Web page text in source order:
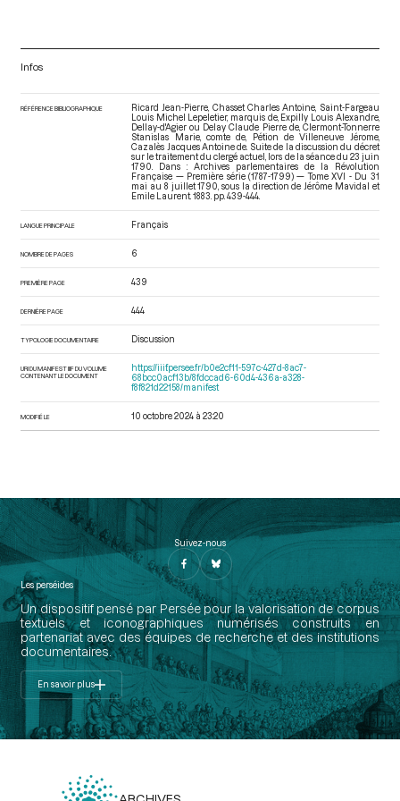
Infos
RÉFÉRENCE BIBLIOGRAPHIQUE
Ricard Jean-Pierre, Chasset Charles Antoine, Saint-Fargeau
Louis Michel Lepeletier, marquis de, Expilly Louis Alexandre,
Dellay-d'Agier ou Delay Claude Pierre de, Clermont-Tonnerre
Stanislas Marie, comte de, Pétion de Villeneuve Jérome,
Cazalès Jacques Antoine de. Suite de la discussion du décret
sur le traitement du clergé actuel, lors de la séance du 23 juin
1790. Dans : Archives parlementaires de la Révolution
Française — Première série (1787-1799) — Tome XVI - Du 31
mai au 8 juillet 1790 , sous la direction de Jérôme Mavidal et
Emile Laurent. 1883. pp. 439-444.
LANGUE PRINCIPALE Français
NOMBRE DE PAGES 6
PREMIÈRE PAGE 439
DERNIÈRE PAGE 444
TYPOLOGIE DOCUMENTAIRE Discussion
URI DU MANIFEST IIIF DU VOLUME
CONTENANT LE DOCUMENT
https://iiif.persee.fr/b0e2cf11-597c-427d-8ac7-
68bcc0acf13b/8fdccad6-60d4-436a-a328-
f8f821d22158/manifest
MODIFIÉ LE 10 octobre 2024 à 23:20
Suivez-nous
Les perséides
Un dispositif pensé par Persée pour la valorisation de corpus
textuels et iconographiques numérisés construits en
partenariat avec des équipes de recherche et des institutions
documentaires.
En savoir plus